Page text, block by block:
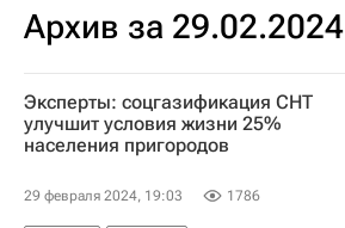
Архив за 29.02.2024
Эксперты: соцгазификация СНТ
улучшит условия жизни 25%
населения пригородов
29 февраля 2024, 19:03 1786